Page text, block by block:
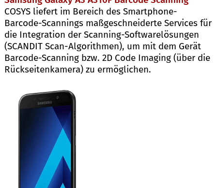
COSYS liefert im Bereich des Smartphone-
Barcode-Scannings maßgeschneiderte Services für
die Integration der Scanning-Softwarelösungen
(SCANDIT Scan-Algorithmen), um mit dem Gerät
Barcode-Scanning bzw. 2D Code Imaging (über die
Rückseitenkamera) zu ermöglichen.